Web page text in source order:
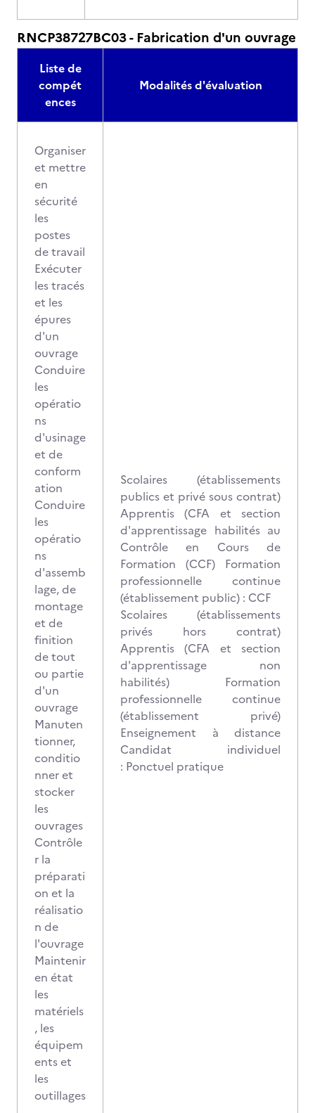
RNCP38727BC03 - Fabrication d'un ouvrage
Liste de
compét
ences
Modalités d'évaluation
Organiser
et mettre
en
sécurité
les
postes
de travail
Exécuter
les tracés
et les
épures
d'un
ouvrage
Conduire
les
opératio
ns
d'usinage
et de
conform
ation
Conduire
les
opératio
ns
d'assemb
lage, de
montage
et de
finition
de tout
ou partie
d'un
ouvrage
Manuten
tionner,
conditio
nner et
stocker
les
ouvrages
Contrôle
r la
préparati
on et la
réalisatio
n de
l'ouvrage
Maintenir
en état
les
matériels
, les
équipem
ents et
les
outillages
Scolaires (établissements
publics et privé sous contrat)
Apprentis (CFA et section
d'apprentissage habilités au
Contrôle en Cours de
Formation (CCF) Formation
professionnelle continue
(établissement public) : CCF
Scolaires (établissements
privés hors contrat)
Apprentis (CFA et section
d'apprentissage non
habilités) Formation
professionnelle continue
(établissement privé)
Enseignement à distance
Candidat individuel
: Ponctuel pratique